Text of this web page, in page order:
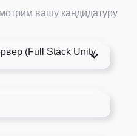
вашу кандидатуру
(Full Stack Unity